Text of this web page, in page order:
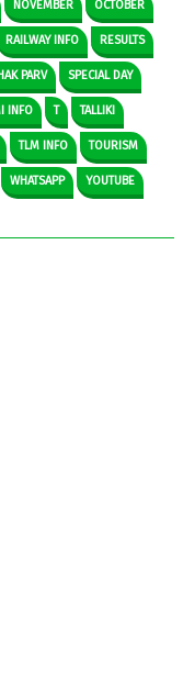
NOVEMBER OCTOBER
RAILWAY INFO RESULTS
PARV SPECIAL DAY
INFO T TALLIKI
TLM INFO TOURISM
WHATSAPP YOUTUBE